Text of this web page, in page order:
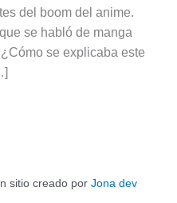
del boom del anime.
se habló de manga
se explicaba este
sitio creado por Jona dev